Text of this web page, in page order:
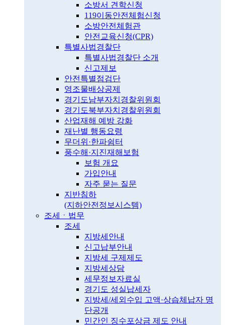
소방서 견학신청
119이동안전체험신청
소방안전체험관
안전교육신청(CPR)
특별사법경찰단
특별사법경찰단 소개
신고제보
안전특별점검단
영조물배상공제
경기도남부자치경찰위원회
경기도북부자치경찰위원회
산업재해 예방 강화
재난별 행동요령
무더위·한파쉼터
풍수해·지진재해보험
보험 개요
가입안내
자주 묻는 질문
지반침하
(지하안전정보시스템)
조세ㆍ법무
조세
지방세안내
신고납부안내
지방세 구제제도
지방세상담
세무정보자료실
경기도 성실납세자
지방세/세외수입 고액·상습체납자 명
단공개
민간인 징수포상금 제도 안내